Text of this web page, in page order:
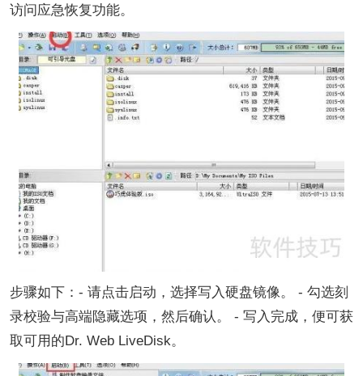
访问应急恢复功能。
步骤如下：- 请点击启动，选择写入硬盘镜像。 - 勾选刻
录校验与高端隐藏选项，然后确认。 - 写入完成，便可获
取可用的Dr. Web LiveDisk。